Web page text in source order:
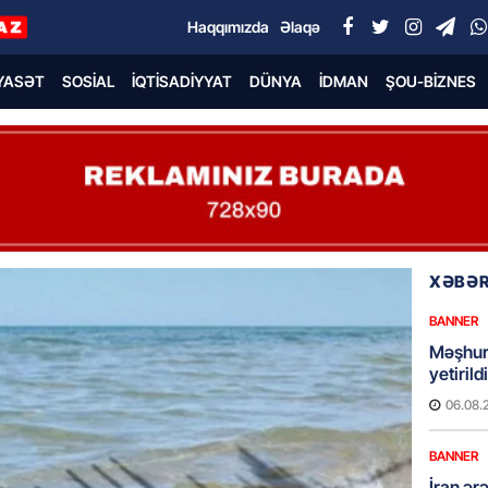
Haqqımızda Əlaqə
SOSIAL İQTISADIYYAT DÜNYA İDMAN ŞOU-BIZNES
BANNER
BANNER